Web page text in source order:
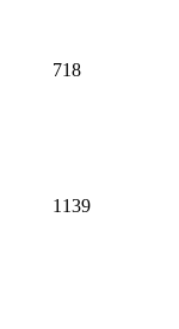
718
1139